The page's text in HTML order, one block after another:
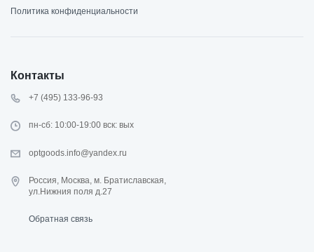
Политика конфиденциальности
Контакты
+7 (495) 133-96-93
пн-сб: 10:00-19:00 вск: вых
optgoods.info@yandex.ru
Россия, Москва, м. Братиславская,
ул.Нижния поля д.27
Обратная связь